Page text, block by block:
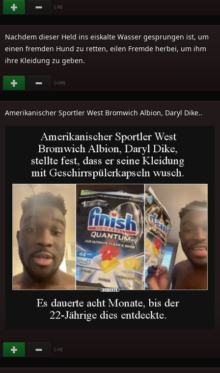
(-28)
Nachdem dieser Held ins eiskalte Wasser gesprungen ist, um
einen fremden Hund zu retten, eilen Fremde herbei, um ihm
ihre Kleidung zu geben.
(+249)
Amerikanischer Sportler West Bromwich Albion, Daryl Dike..
(-14)